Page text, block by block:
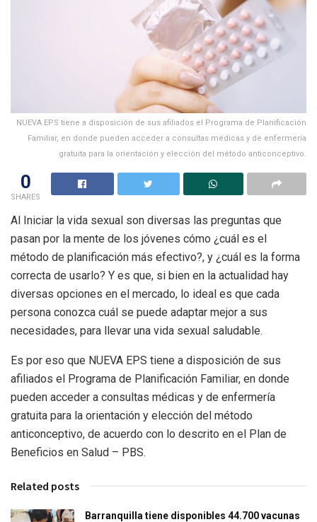
NUEVA EPS tiene a disposición de sus afiliados el Programa de Planificación
Familiar, en donde pueden acceder a consultas médicas y de enfermería
gratuita para la orientación y elección del método anticonceptivo.
0
SHARES
Al Iniciar la vida sexual son diversas las preguntas que
pasan por la mente de los jóvenes cómo ¿cuál es el
método de planificación más efectivo?, y ¿cuál es la forma
correcta de usarlo? Y es que, si bien en la actualidad hay
diversas opciones en el mercado, lo ideal es que cada
persona conozca cuál se puede adaptar mejor a sus
necesidades, para llevar una vida sexual saludable.
Es por eso que NUEVA EPS tiene a disposición de sus
afiliados el Programa de Planificación Familiar, en donde
pueden acceder a consultas médicas y de enfermería
gratuita para la orientación y elección del método
anticonceptivo, de acuerdo con lo descrito en el Plan de
Beneficios en Salud – PBS.
Related posts
Barranquilla tiene disponibles 44.700 vacunas